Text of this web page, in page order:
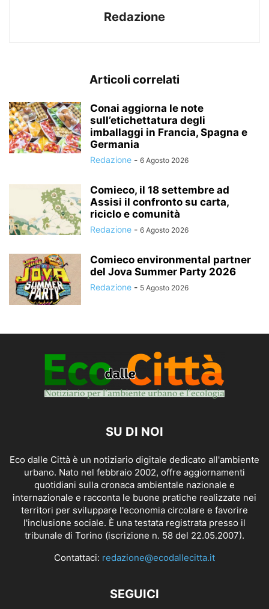
Redazione
Articoli correlati
Conai aggiorna le note
sull’etichettatura degli
imballaggi in Francia, Spagna e
Germania
Redazione - 6 Agosto 2026
Comieco, il 18 settembre ad
Assisi il confronto su carta,
riciclo e comunità
Redazione - 6 Agosto 2026
Comieco environmental partner
del Jova Summer Party 2026
Redazione - 5 Agosto 2026
SU DI NOI
Eco dalle Città è un notiziario digitale dedicato all'ambiente
urbano. Nato nel febbraio 2002, offre aggiornamenti
quotidiani sulla cronaca ambientale nazionale e
internazionale e racconta le buone pratiche realizzate nei
territori per sviluppare l'economia circolare e favorire
l'inclusione sociale. È una testata registrata presso il
tribunale di Torino (iscrizione n. 58 del 22.05.2007).
Contattaci: redazione@ecodallecitta.it
SEGUICI